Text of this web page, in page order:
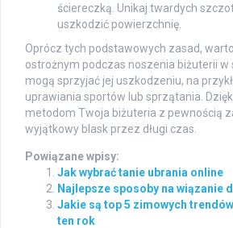
ściereczką. Unikaj twardych
uszkodzić powierzchnię.
Oprócz tych podstawowych zasad,
ostrożnym podczas noszenia biżuterii w
mogą sprzyjać jej uszkodzeniu, na
uprawiania sportów lub sprzątania.
metodom Twoja biżuteria z pewnością
wyjątkowy blask przez długi czas.
Powiązane wpisy:
Jak wybrać tanie ubrania online
Najlepsze sposoby na wiązanie
Jakie są top 5 zimowych
ten rok